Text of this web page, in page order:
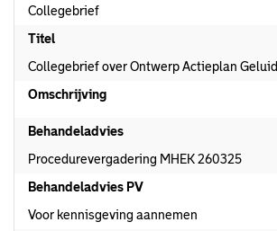
Collegebrief
Titel
Collegebrief over Ontwerp Actieplan Geluid
Omschrijving
Behandeladvies
Procedurevergadering MHEK 260325
Behandeladvies PV
Voor kennisgeving aannemen